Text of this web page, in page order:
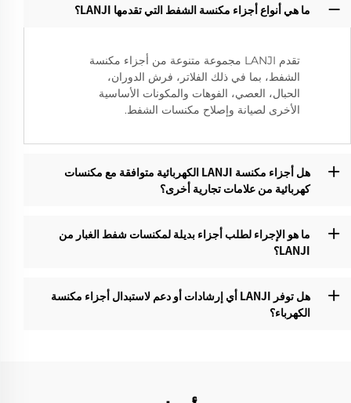
ما هي أنواع أجزاء مكنسة الشفط التي تقدمها LANJI؟‌
تقدم LANJI مجموعة متنوعة من أجزاء مكنسة
الشفط، بما في ذلك الفلاتر، فرش الدوران،
الحبال، العصي، الفوهات والمكونات الأساسية
الأخرى لصيانة وإصلاح مكنسات الشفط.
هل أجزاء مكنسة LANJI الكهربائية متوافقة مع مكنسات
كهربائية من علامات تجارية أخرى؟‌
ما هو الإجراء لطلب أجزاء بديلة لمكنسات شفط الغبار من
LANJI؟
هل توفر LANJI أي إرشادات أو دعم لاستبدال أجزاء مكنسة
الكهرباء؟‌